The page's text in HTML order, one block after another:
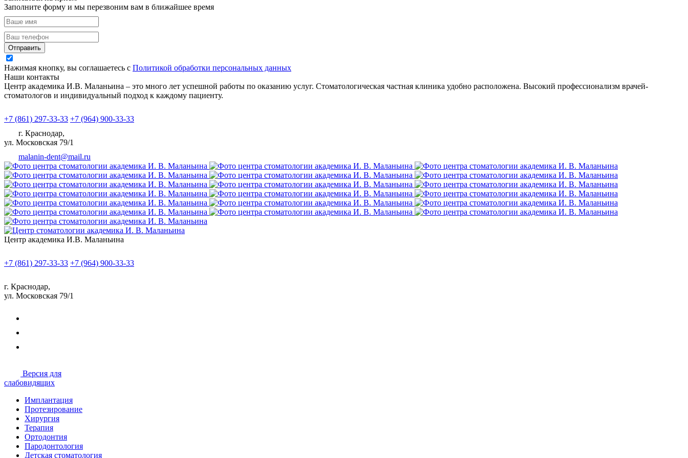
было довольно очень сложно! Хотелось бы
особенно отметить работу помощницы
врача-стоматолога, всё делала очень
быстро и слаженно. Дочка после всех
всего врачу-стоматологу было не тяжело
провести нам рекомендацию, как
проводить чистку зубов​ ребёнку и чем
лучше это делать. Нам наглядно показали и
вниз в их аптеку. 🙏
Понравилось
огромнейшее за Ваш труд! Очень милая и
доброжелательная Мадина
Казимагомедовна!
Заполните форму и мы перезвоним вам в ближайшее время
Отправить
Нажимая кнопку, вы соглашаетесь с Политикой обработки персональных данных
Наши контакты
Центр академика И.В. Маланьина – это много лет успешной работы по оказанию услуг. Стоматологическая частная клиника удобно расположена. Высокий профессионализм врачей-
стоматологов и индивидуальный подход к каждому пациенту.
+7 (861) 297-33-33 +7 (964) 900-33-33
г. Краснодар,
ул. Московская 79/1
malanin-dent@mail.ru
Центр академика И.В. Маланьина
+7 (861) 297-33-33 +7 (964) 900-33-33
г. Краснодар,
ул. Московская 79/1
Версия для
слабовидящих
Имплантация
Протезирование
Хирургия
Терапия
Ортодонтия
Пародонтология
Детская стоматология